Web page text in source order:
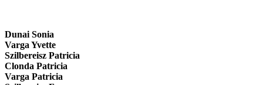
Dunai Sonia
Varga Yvette
Szilbereisz Patricia
Clonda Patricia
Varga Patricia